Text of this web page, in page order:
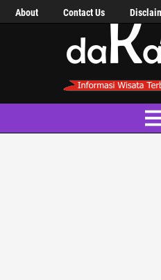
About Contact Us